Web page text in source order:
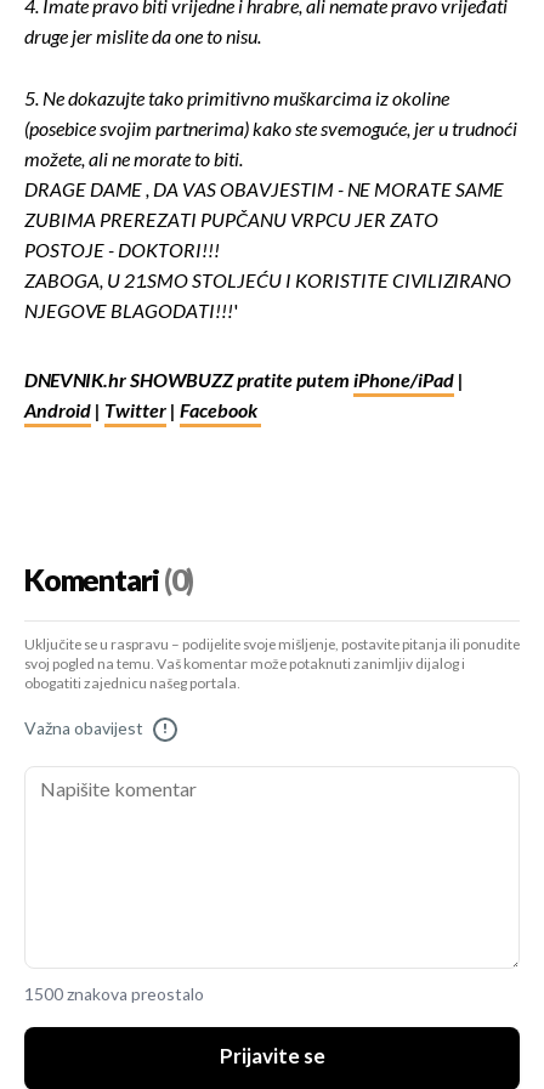
4. Imate pravo biti vrijedne i hrabre, ali nemate pravo vrijeđati
druge jer mislite da one to nisu.
5. Ne dokazujte tako primitivno muškarcima iz okoline
(posebice svojim partnerima) kako ste svemoguće, jer u trudnoći
možete, ali ne morate to biti.
DRAGE DAME , DA VAS OBAVJESTIM - NE MORATE SAME
ZUBIMA PREREZATI PUPČANU VRPCU JER ZATO
POSTOJE - DOKTORI!!!
ZABOGA, U 21.SMO STOLJEĆU I KORISTITE CIVILIZIRANO
NJEGOVE BLAGODATI!!!'
DNEVNIK.hr SHOWBUZZ pratite putem iPhone/iPad |
Android | Twitter | Facebook
Komentari(0)
Uključite se u raspravu – podijelite svoje mišljenje, postavite pitanja ili ponudite
svoj pogled na temu. Vaš komentar može potaknuti zanimljiv dijalog i
obogatiti zajednicu našeg portala.
Važna obavijest !
1500 znakova preostalo
Prijavite se